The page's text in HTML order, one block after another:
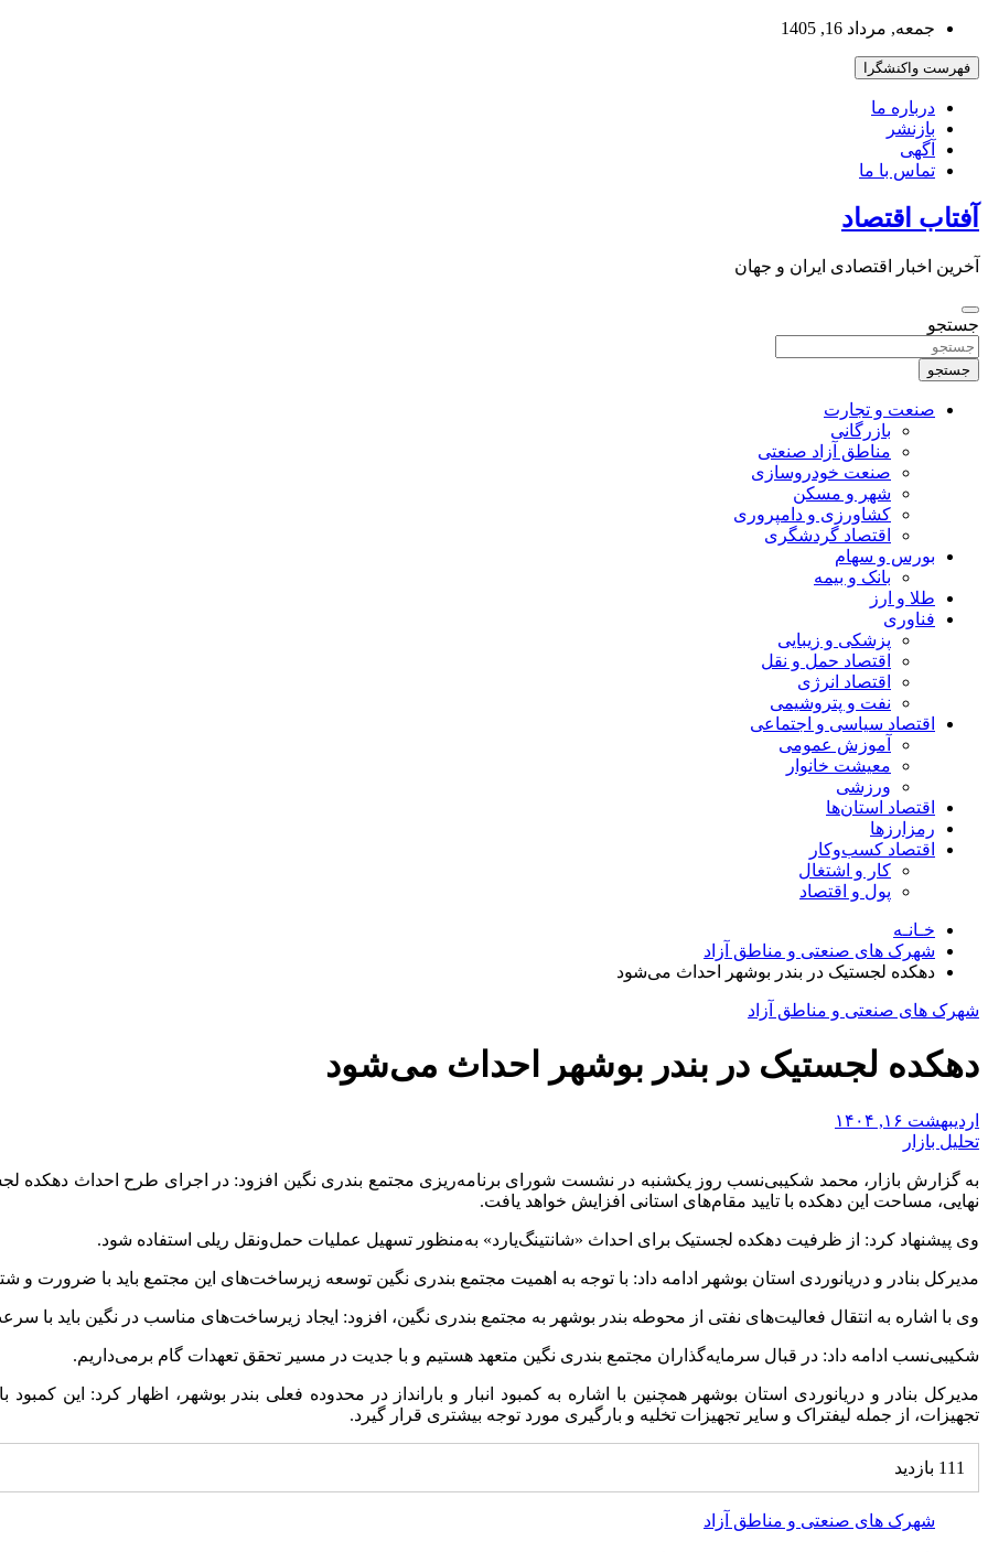
بروید
جمعه, مرداد 16, 1405
فهرست واکنشگرا
درباره ما
بازنشر
آگهی
تماس با ما
آفتاب اقتصاد
آخرین اخبار اقتصادی ایران و جهان
جستجو
جستجو
صنعت و تجارت
بازرگانی
مناطق آزاد صنعتی
صنعت خودروسازی
شهر و مسکن
کشاورزی و دامپروری
اقتصاد گردشگری
بورس و سهام
بانک و بیمه
طلا و ارز
فناوری
پزشکی و زیبایی
اقتصاد حمل و نقل
اقتصاد انرژی
نفت و پتروشیمی
اقتصاد سیاسی و اجتماعی
آموزش عمومی
معیشت خانوار
ورزشی
اقتصاد استان‌ها
رمزارزها
اقتصاد کسب‌و‌کار
کار و اشتغال
پول و اقتصاد
خـانـه
شهرک های صنعتی و مناطق آزاد
دهکده لجستیک در بندر بوشهر احداث می‌شود
شهرک های صنعتی و مناطق آزاد
دهکده لجستیک در بندر بوشهر احداث می‌شود
اردیبهشت ۱۶, ۱۴۰۴
تحلیل بازار
نهایی، مساحت این دهکده با تایید مقام‌های استانی افزایش خواهد یافت.
وی پیشنهاد کرد: از ظرفیت دهکده لجستیک برای احداث «شانتینگ‌یارد» به‌منظور تسهیل عملیات حمل‌ونقل ریلی استفاده شود.
مدیرکل بنادر و دریانوردی استان بوشهر ادامه داد: با توجه به اهمیت مجتمع بندری نگین توسعه زیرساخت‌های این مجتمع باید با ضرورت و
وی با اشاره به انتقال فعالیت‌های نفتی از محوطه بندر بوشهر به مجتمع بندری نگین، افزود: ایجاد زیرساخت‌های مناسب در نگین باید با
شکیبی‌نسب ادامه داد: در قبال سرمایه‌گذاران مجتمع بندری نگین متعهد هستیم و با جدیت در مسیر تحقق تعهدات گام برمی‌داریم.
مدیرکل بنادر و دریانوردی استان بوشهر همچنین با اشاره به کمبود انبار و بارانداز در محدوده فعلی بندر بوشهر، اظهار کرد: این
تجهیزات، از جمله لیفتراک‌ و سایر تجهیزات تخلیه و بارگیری مورد توجه بیشتری قرار گیرد.
111 بازدید
شهرک های صنعتی و مناطق آزاد